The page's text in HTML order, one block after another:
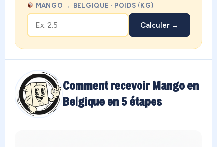
MANGO → BELGIQUE · POIDS (KG)
Calculer →
Comment recevoir Mango en
Belgique en 5 étapes